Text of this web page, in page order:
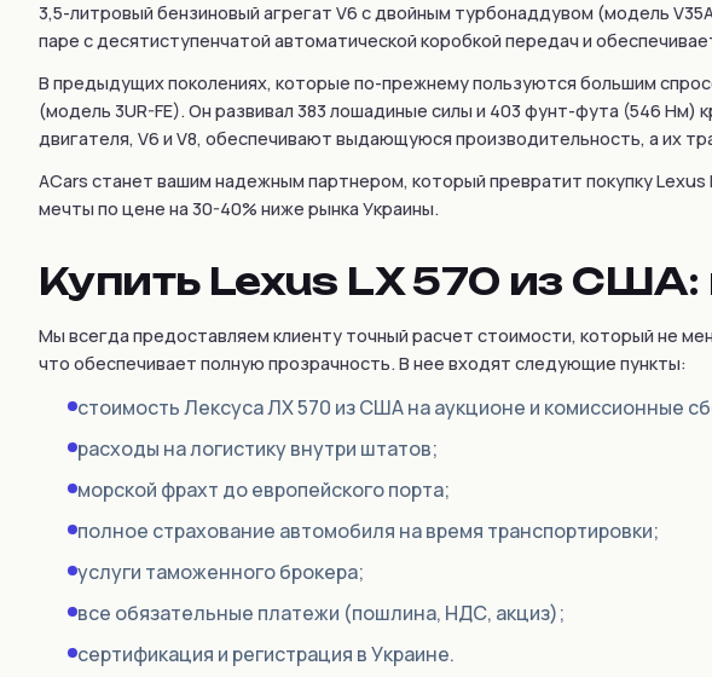
Callaway
Carbodies
Caterham
Chana
ChangFeng
Chery
Chevrolet
Chrysler
Citroen
Cizeta
Dadi
3,5-литровый бензиновый агрегат V6 с двойным турбонаддувом (модель
паре с десятиступенчатой автоматической коробкой передач и
В предыдущих поколениях, которые по-прежнему пользуются большим
(модель 3UR-FE). Он развивал 383 лошадиные силы и 403 фунт-фута (546
двигателя, V6 и V8, обеспечивают выдающуюся производительность, а их
ACars станет вашим надежным партнером, который превратит покупку
мечты по цене на 30-40% ниже рынка Украины.
Купить Lexus LX 570 из США:
Мы всегда предоставляем клиенту точный расчет стоимости, который не
что обеспечивает полную прозрачность. В нее входят следующие пункты:
стоимость Лексуса ЛХ 570 из США на аукционе и комиссионные
расходы на логистику внутри штатов;
морской фрахт до европейского порта;
полное страхование автомобиля на время транспортировки;
услуги таможенного брокера;
все обязательные платежи (пошлина, НДС, акциз);
сертификация и регистрация в Украине.